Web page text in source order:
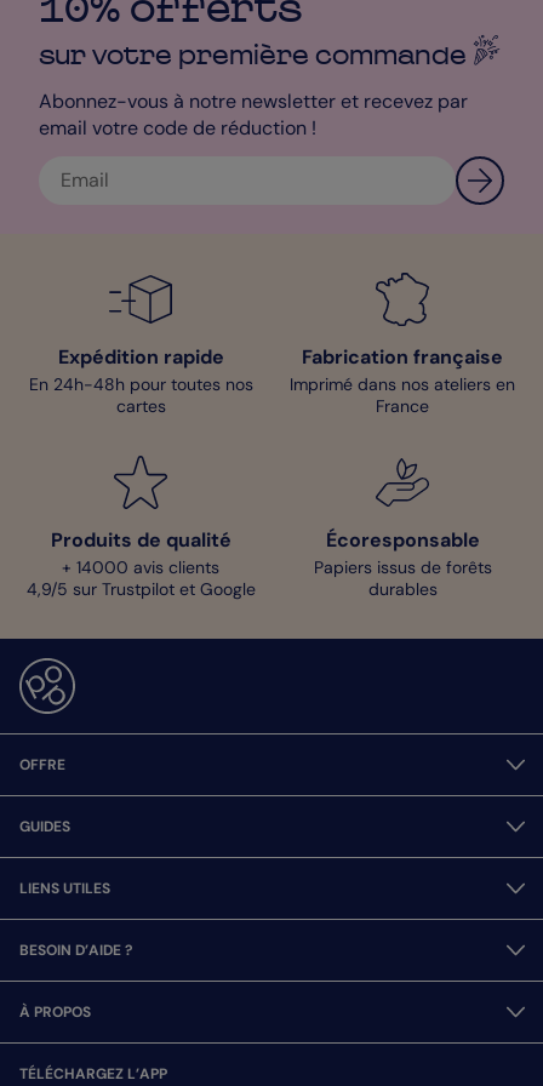
sur votre première commande
Abonnez-vous à notre newsletter et recevez par
email votre code de réduction !
Expédition rapide
En 24h-48h pour toutes nos
cartes
Fabrication française
Imprimé dans nos ateliers en
France
Produits de qualité
+ 14000 avis clients
4,9/5 sur Trustpilot et Google
Écoresponsable
Papiers issus de forêts
durables
OFFRE
GUIDES
LIENS UTILES
BESOIN D’AIDE ?
À PROPOS
TÉLÉCHARGEZ L’APP